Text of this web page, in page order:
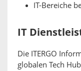
IT-Bereiche
IT
Die ITERGO
globalen Tech